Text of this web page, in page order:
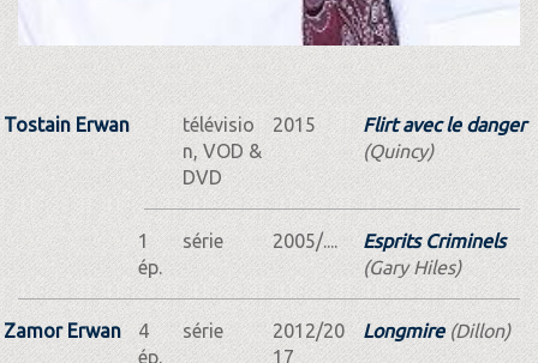
Tostain Erwan
télévisio
n, VOD &
DVD
2015
Flirt avec le danger
(Quincy)
1
ép.
série 2005/....
Esprits Criminels
(Gary Hiles)
Zamor Erwan
4
ép.
série
2012/20
17
Longmire(Dillon)